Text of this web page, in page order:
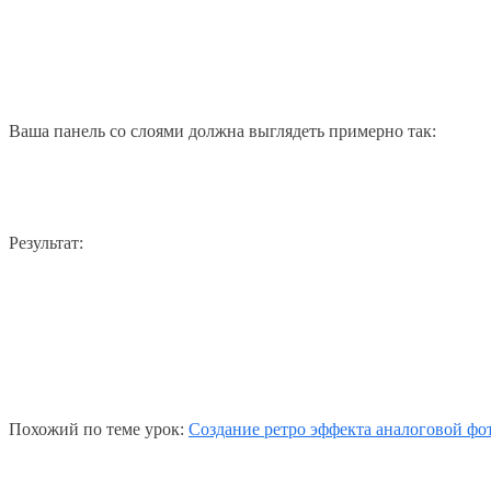
Ваша панель со слоями должна выглядеть примерно так:
Результат:
Похожий по теме урок: Создание ретро эффекта аналоговой